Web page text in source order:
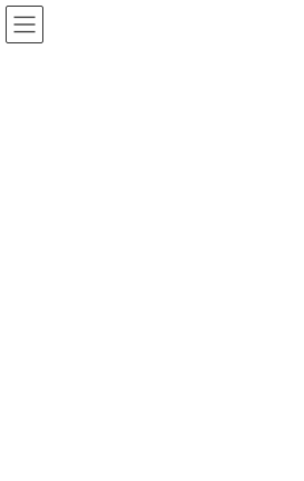
跳
至
跳
至